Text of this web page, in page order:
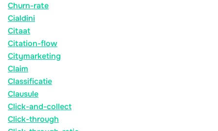
Churn-rate
Cialdini
Citaat
Citation-flow
Citymarketing
Claim
Classificatie
Clausule
Click-and-collect
Click-through